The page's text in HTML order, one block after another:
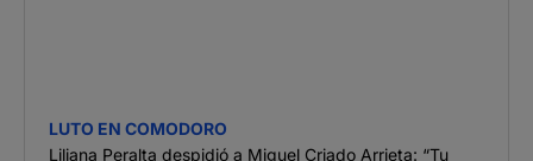
LUTO EN COMODORO
Liliana Peralta despidió a Miguel Criado Arrieta: “Tu